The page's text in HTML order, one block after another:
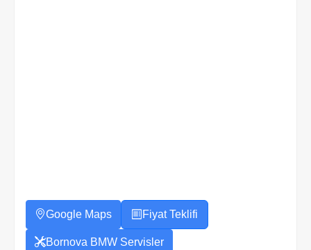
Google Maps Fiyat Teklifi
Bornova BMW Servisler